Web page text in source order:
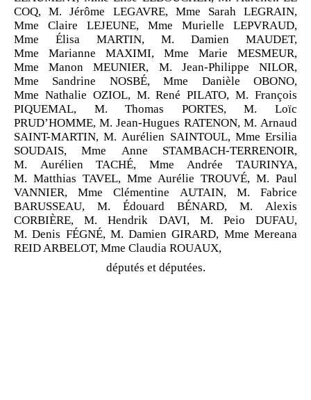
COQ, M. Jérôme LEGAVRE, Mme Sarah LEGRAIN,
Mme Claire LEJEUNE, Mme Murielle LEPVRAUD,
Mme Élisa MARTIN, M. Damien MAUDET,
Mme Marianne MAXIMI, Mme Marie MESMEUR,
Mme Manon MEUNIER, M. Jean-Philippe NILOR,
Mme Sandrine NOSBÉ, Mme Danièle OBONO,
Mme Nathalie OZIOL, M. René PILATO, M. François
PIQUEMAL, M. Thomas PORTES, M. Loïc
PRUD’HOMME, M. Jean-Hugues RATENON, M. Arnaud
SAINT-MARTIN, M. Aurélien SAINTOUL, Mme Ersilia
SOUDAIS, Mme Anne STAMBACH-TERRENOIR,
M. Aurélien TACHÉ, Mme Andrée TAURINYA,
M. Matthias TAVEL, Mme Aurélie TROUVÉ, M. Paul
VANNIER, Mme Clémentine AUTAIN, M. Fabrice
BARUSSEAU, M. Édouard BÉNARD, M. Alexis
CORBIÈRE, M. Hendrik DAVI, M. Peio DUFAU,
M. Denis FÉGNÉ, M. Damien GIRARD, Mme Mereana
REID ARBELOT, Mme Claudia ROUAUX,
députés et députées.